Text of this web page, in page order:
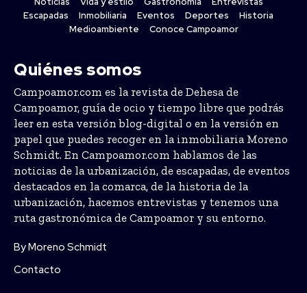
Escapadas
Inmobiliaria Eventos Deportes
Historia
Medioambiente
Conoce Campoamor
Quiénes somos
Campoamor.com es la revista de Dehesa de
Campoamor, guía de ocio y tiempo libre que podrás
leer en esta versión blog-digital o en la versión en
papel que puedes recoger en la inmobiliaria Moreno
Schmidt. En Campoamor.com hablamos de las
noticias de la urbanización, de escapadas, de eventos
destacados en la comarca, de la historia de la
urbanización, hacemos entrevistas y tenemos una
ruta gastronómica de Campoamor y su entorno.
By Moreno Schmidt
Contacto